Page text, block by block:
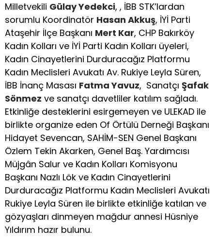
Milletvekili Gülay Yedekci, , İBB STK’lardan
sorumlu Koordinatör Hasan Akkuş, İYİ Parti
Ataşehir İlçe Başkanı Mert Kar, CHP Bakırköy
Kadın Kolları ve İYİ Parti Kadın Kolları üyeleri,
Kadın Cinayetlerini Durduracağız Platformu
Kadın Meclisleri Avukatı Av. Rukiye Leyla Süren,
İBB İnanç Masası Fatma Yavuz, Sanatçı Şafak
Sönmez ve sanatçı davetliler katılım sağladı.
Etkinliğe desteklerini esirgemeyen ve ULEKAD ile
birlikte organize eden Of Örtülü Derneği Başkanı
Hidayet Sevencan, SAHİM-SEN Genel Başkanı
Özlem Tekin Akarken, Genel Baş. Yardımcısı
Müjgân Salur ve Kadın Kolları Komisyonu
Başkanı Nazlı Lök ve Kadın Cinayetlerini
Durduracağız Platformu Kadın Meclisleri Avukatı
Rukiye Leyla Süren ile birlikte etkinliğe katılan ve
gözyaşları dinmeyen mağdur annesi Hüsniye
Yıldırım hazır bulunu.